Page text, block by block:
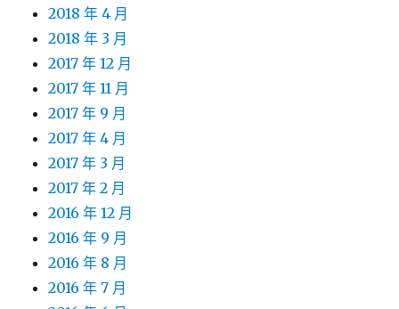
2018 年 4 月
2018 年 3 月
2017 年 12 月
2017 年 11 月
2017 年 9 月
2017 年 4 月
2017 年 3 月
2017 年 2 月
2016 年 12 月
2016 年 9 月
2016 年 8 月
2016 年 7 月